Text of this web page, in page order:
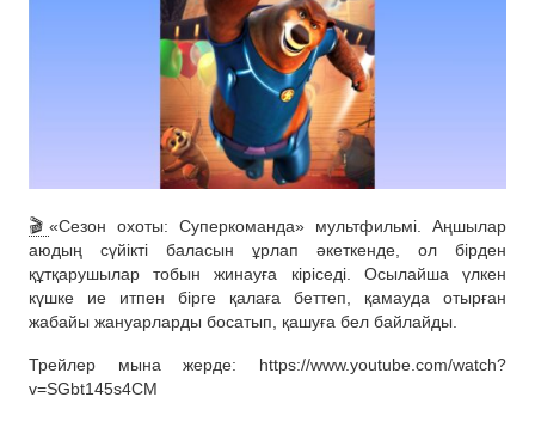
🎬 «Сезон охоты: Суперкоманда» мультфильмі. Аңшылар
аюдың сүйікті баласын ұрлап әкеткенде, ол бірден
құтқарушылар тобын жинауға кіріседі. Осылайша үлкен
күшке ие итпен бірге қалаға беттеп, қамауда отырған
жабайы жануарларды босатып, қашуға бел байлайды.
Трейлер мына жерде: https://www.youtube.com/watch?
v=SGbt145s4CM